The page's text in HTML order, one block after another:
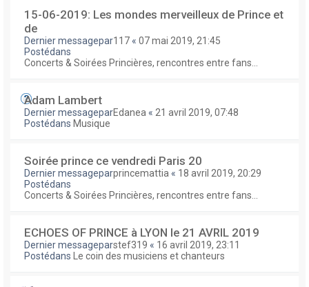
15-06-2019: Les mondes merveilleux de Prince et
de
Dernier messagepar117 « 07 mai 2019, 21:45
Postédans
Concerts & Soirées Princières, rencontres entre fans...
Adam Lambert
Dernier messageparEdanea « 21 avril 2019, 07:48
Postédans Musique
Soirée prince ce vendredi Paris 20
Dernier messageparprincemattia « 18 avril 2019, 20:29
Postédans
Concerts & Soirées Princières, rencontres entre fans...
ECHOES OF PRINCE à LYON le 21 AVRIL 2019
Dernier messageparstef319 « 16 avril 2019, 23:11
Postédans
Le coin des musiciens et chanteurs